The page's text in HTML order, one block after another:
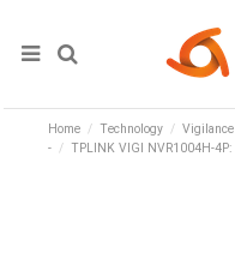
Home Technology Vigilance
-
TPLINK VIGI NVR1004H-4P: